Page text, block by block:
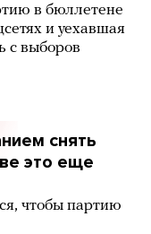
в бюллетене
и уехавшая
с выборов
снять
это еще
чтобы партию